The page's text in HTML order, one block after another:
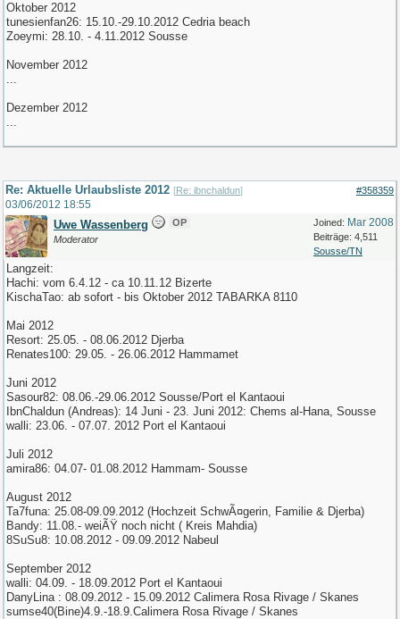
Oktober 2012
tunesienfan26: 15.10.-29.10.2012 Cedria beach
Zoeymi: 28.10. - 4.11.2012 Sousse
November 2012
...
Dezember 2012
...
Re: Aktuelle Urlaubsliste 2012 [Re: ibnchaldun] #358359
03/06/2012 18:55
Joined: Mar 2008
Beiträge: 4,511
Sousse/TN
Uwe Wassenberg
OP
Moderator
Langzeit:
Hachi: vom 6.4.12 - ca 10.11.12 Bizerte
KischaTao: ab sofort - bis Oktober 2012 TABARKA 8110
Mai 2012
Resort: 25.05. - 08.06.2012 Djerba
Renates100: 29.05. - 26.06.2012 Hammamet
Juni 2012
Sasour82: 08.06.-29.06.2012 Sousse/Port el Kantaoui
IbnChaldun (Andreas): 14 Juni - 23. Juni 2012: Chems al-Hana, Sousse
walli: 23.06. - 07.07. 2012 Port el Kantaoui
Juli 2012
amira86: 04.07- 01.08.2012 Hammam- Sousse
August 2012
Ta7funa: 25.08-09.09.2012 (Hochzeit SchwÃ¤gerin, Familie & Djerba)
Bandy: 11.08.- weiÃŸ noch nicht ( Kreis Mahdia)
8SuSu8: 10.08.2012 - 09.09.2012 Nabeul
September 2012
walli: 04.09. - 18.09.2012 Port el Kantaoui
DanyLina : 08.09.2012 - 15.09.2012 Calimera Rosa Rivage / Skanes
sumse40(Bine)4.9.-18.9.Calimera Rosa Rivage / Skanes